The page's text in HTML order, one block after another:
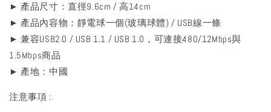
► 產品尺寸：直徑9.6cm / 高14cm
► 產品內容物：靜電球一個(玻璃球體) / USB線一條
► 兼容USB2.0 / USB 1.1 / USB 1.0，可連接480/12Mbps與
1.5Mbps商品
► 產地：中國
注意事項 :